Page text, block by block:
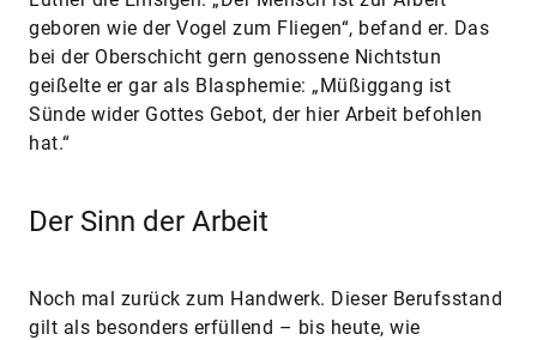
geboren wie der Vogel zum Fliegen“, befand er. Das
bei der Oberschicht gern genossene Nichtstun
geißelte er gar als Blasphemie: „Müßiggang ist
Sünde wider Gottes Gebot, der hier Arbeit befohlen
hat.“
Der Sinn der Arbeit
Noch mal zurück zum Handwerk. Dieser Berufsstand
gilt als besonders erfüllend – bis heute, wie